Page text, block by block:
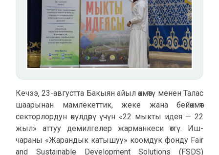
Кечээ, 23-августта Бакыян айыл өкмөтү менен Талас
шаарынан мамлекеттик, жеке жана бейөкмөт
секторлордун өкүлдөрү үчүн «22 мыкты идея — 22
жыл» аттуу демилгелер жарманкеси өттү. Иш-
чараны «Жарандык катышуу» коомдук фонду Fair
and Sustainable Development Solutions (FSDS)